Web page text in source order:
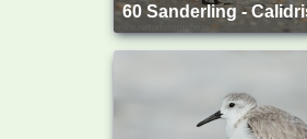
60 Sanderling -